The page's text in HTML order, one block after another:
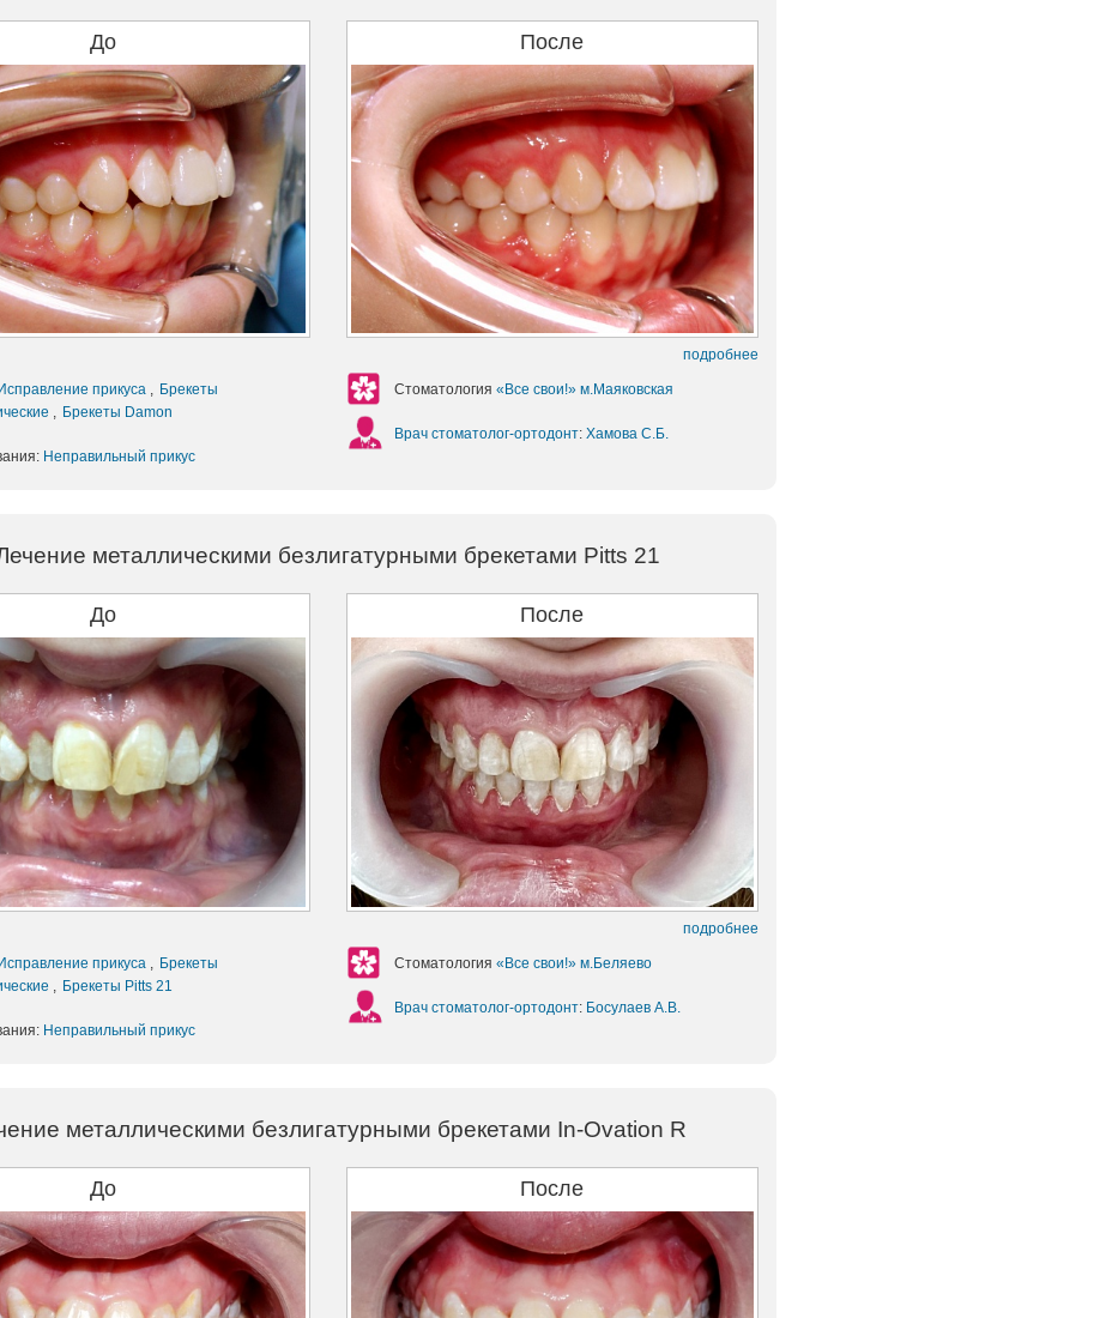
До После
подробнее
Исправление прикуса , Брекеты
, Брекеты Damon
Неправильный прикус
Стоматология «Все свои!» м.Маяковская
Врач стоматолог-ортодонт: Хамова С.Б.
металлическими безлигатурными брекетами Pitts 21
До После
подробнее
прикуса
Брекеты
Брекеты Pitts 21
Неправильный прикус
Стоматология «Все свои!» м.Беляево
Врач стоматолог-ортодонт: Босулаев А.В.
металлическими безлигатурными брекетами In-Ovation R
До После